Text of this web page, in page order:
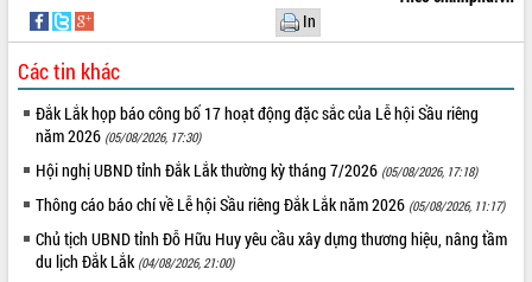
VIDEO
Không có file video nào để phát.
ALBUM ẢNH
In
Các tin khác
Đắk Lắk họp báo công bố 17 hoạt động đặc sắc của Lễ hội Sầu riêng
năm 2026 (05/08/2026, 17:30)
Hội nghị UBND tỉnh Đắk Lắk thường kỳ tháng 7/2026 (05/08/2026, 17:18)
Thông cáo báo chí về Lễ hội Sầu riêng Đắk Lắk năm 2026 (05/08/2026, 11:17)
Chủ tịch UBND tỉnh Đỗ Hữu Huy yêu cầu xây dựng thương hiệu, nâng tầm
du lịch Đắk Lắk (04/08/2026, 21:00)